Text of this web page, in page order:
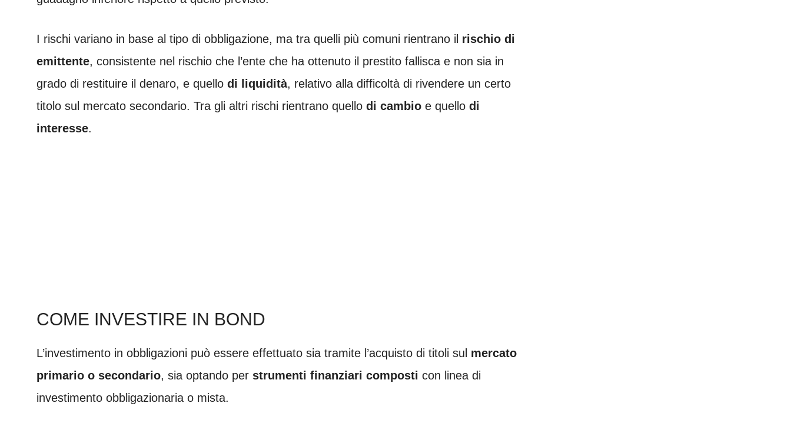
I rischi variano in base al tipo di obbligazione, ma tra quelli più comuni rientrano il rischio di
emittente, consistente nel rischio che l’ente che ha ottenuto il prestito fallisca e non sia in
grado di restituire il denaro, e quello di liquidità, relativo alla difficoltà di rivendere un certo
titolo sul mercato secondario. Tra gli altri rischi rientrano quello di cambio e quello di
interesse.
COME INVESTIRE IN BOND
L’investimento in obbligazioni può essere effettuato sia tramite l’acquisto di titoli sul mercato
primario o secondario, sia optando per strumenti finanziari composti con linea di
investimento obbligazionaria o mista.